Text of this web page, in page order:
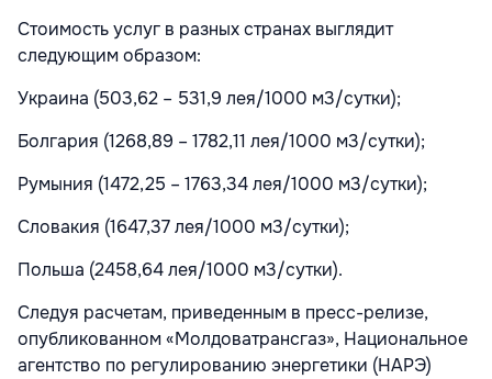
Стоимость услуг в разных странах выглядит
следующим образом:
Украина (503,62 – 531,9 лея/1000 м3/сутки);
Болгария (1268,89 – 1782,11 лея/1000 м3/сутки);
Румыния (1472,25 – 1763,34 лея/1000 м3/сутки);
Словакия (1647,37 лея/1000 м3/сутки);
Польша (2458,64 лея/1000 м3/сутки).
Следуя расчетам, приведенным в пресс-релизе,
опубликованном «Молдоватрансгаз», Национальное
агентство по регулированию энергетики (НАРЭ)